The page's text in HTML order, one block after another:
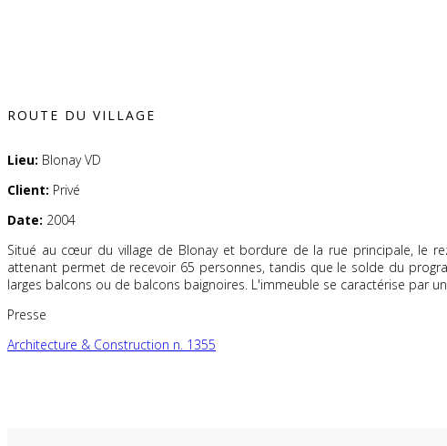
ROUTE DU VILLAGE
Lieu: Blonay VD
Client: Privé
Date: 2004
Situé au cœur du village de Blonay et bordure de la rue principale, le
attenant permet de recevoir 65 personnes, tandis que le solde du
larges balcons ou de balcons baignoires. L'immeuble se caractérise par
Presse
Architecture & Construction n. 1355